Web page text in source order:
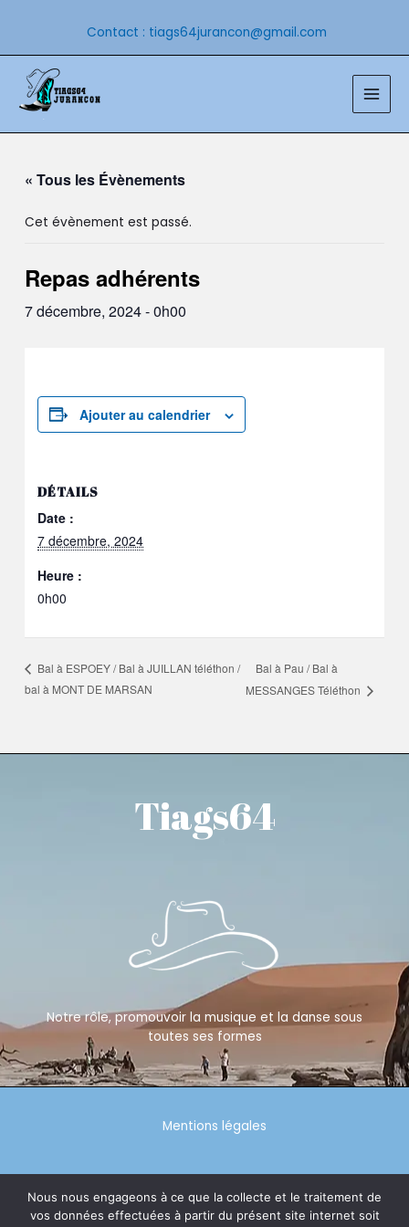
Contact : tiags64jurancon@gmail.com
Main
« Tous les Évènements
Cet évènement est passé.
Repas adhérents
7 décembre, 2024 - 0h00
Ajouter au calendrier
DÉTAILS
Date :
7 décembre, 2024
Heure :
0h00
Bal à ESPOEY / Bal à JUILLAN téléthon /
bal à MONT DE MARSAN
Bal à Pau / Bal à
MESSANGES Téléthon
Tiags64
Notre rôle, promouvoir la musique et la danse sous
toutes ses formes
Mentions légales
Politique de confidentialité
Nous nous engageons à ce que la collecte et le traitement de
vos données effectuées à partir du présent site internet soit